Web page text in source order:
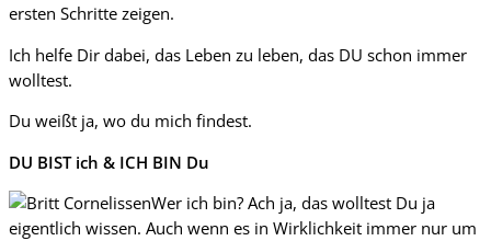
ersten Schritte zeigen.
Ich helfe Dir dabei, das Leben zu leben, das DU schon immer
wolltest.
Du weißt ja, wo du mich findest.
DU BIST ich & ICH BIN Du
Wer ich bin? Ach ja, das wolltest Du ja
eigentlich wissen. Auch wenn es in Wirklichkeit immer nur um